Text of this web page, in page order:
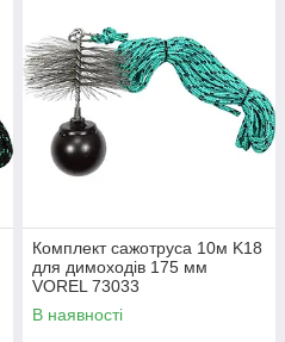
Комплект сажотруса 10м K18
для димоходів 175 мм
VOREL 73033
В наявності